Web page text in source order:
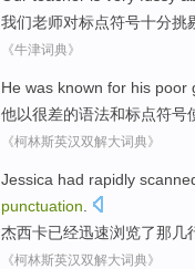
我们老师对标点符号十分挑
《牛津词典》
He was known for his poor
他以很差的语法和标点符号
《柯林斯英汉双解大词典》
Jessica had rapidly
punctuation
杰西卡已经迅速浏览了那 几
《柯林斯英汉双解大词典》